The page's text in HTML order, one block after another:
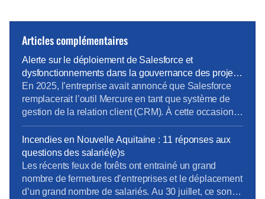
Articles complémentaires
Alerte sur le déploiement de Salesforce et
dysfonctionnements dans la gouvernance des projets
métiers
En 2025, l’entreprise avait annoncé que Salesforce
remplacerait l’outil Mercure en tant que système de
gestion de la relation client (CRM). À cette occasion,
la Direction Pro-PME et la Direction du Système
d’Information (DSI) avaient sollicité chaque métier
pour élaborer un cahier des charges rigoureux,
destiné à prendre en compte les besoins terrain
spécifiques de […]
Incendies en Nouvelle Aquitaine : 11 réponses aux
questions des salarié(e)s
Les récents feux de forêts ont entrainé un grand
nombre de fermetures d’entreprises et le déplacement
d’un grand nombre de salariés. Au 30 juillet, ce sont